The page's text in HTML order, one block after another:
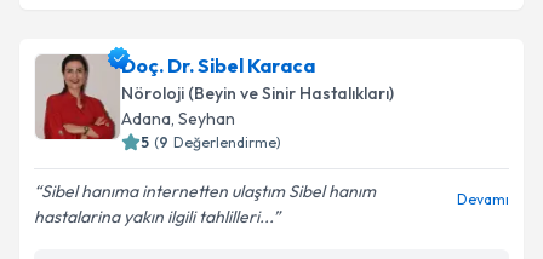
Dr. Nurcivan Ünsal Üziçin randevu takvimi talebi
oluşturun. Size bu uzmandan randevu almanız için bir
takvim hazırlandığında e-posta ile bilgilendireceğiz.
Doç. Dr. Sibel Karaca
Nöroloji (Beyin ve Sinir Hastalıkları)
Adana, Seyhan
5 (9 Değerlendirme)
Sibel hanıma internetten ulaştım Sibel hanım
hastalarina yakın ilgili tahlilleri...
Devamı